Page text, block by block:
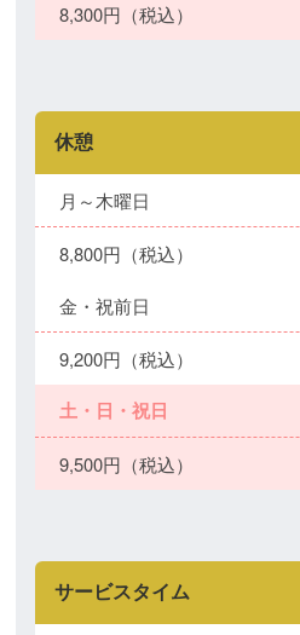
8,300円（税込）
休憩
月～木曜日
8,800円（税込）
金・祝前日
9,200円（税込）
土・日・祝日
9,500円（税込）
サービスタイム